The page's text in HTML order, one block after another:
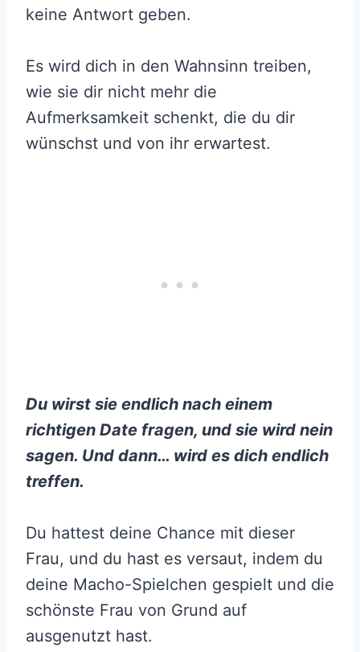
keine Antwort geben.
Es wird dich in den Wahnsinn treiben,
wie sie dir nicht mehr die
Aufmerksamkeit schenkt, die du dir
wünschst und von ihr erwartest.
Du wirst sie endlich nach einem
richtigen Date fragen, und sie wird nein
sagen. Und dann… wird es dich endlich
treffen.
Du hattest deine Chance mit dieser
Frau, und du hast es versaut, indem du
deine Macho-Spielchen gespielt und die
schönste Frau von Grund auf
ausgenutzt hast.